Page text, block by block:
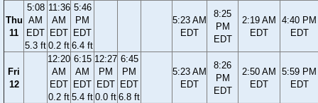
Thu
11
5:08
AM
EDT
5.3 ft
11:36
AM
EDT
0.2 ft
5:46
PM
EDT
6.4 ft
5:23 AM
EDT
8:25
PM
EDT
2:19 AM
EDT
4:40 PM
EDT
Fri
12
12:20
AM
EDT
0.2 ft
6:15
AM
EDT
5.4 ft
12:27
PM
EDT
0.0 ft
6:45
PM
EDT
6.8 ft
5:23 AM
EDT
8:26
PM
EDT
2:50 AM
EDT
5:59 PM
EDT